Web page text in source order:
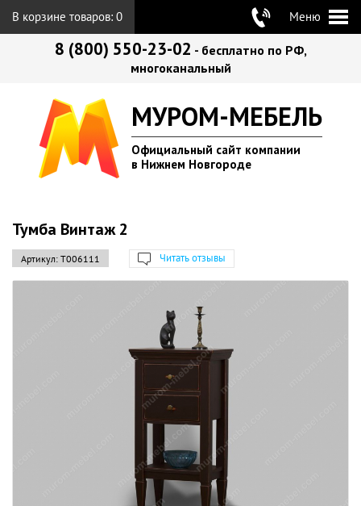
В корзине товаров: 0 Меню
8 (800) 550-23-02 - бесплатно по РФ,
многоканальный
МУРОМ-МЕБЕЛЬ
Официальный сайт компании
в Нижнем Новгороде
Тумба Винтаж 2
Артикул: Т006111 Читать отзывы